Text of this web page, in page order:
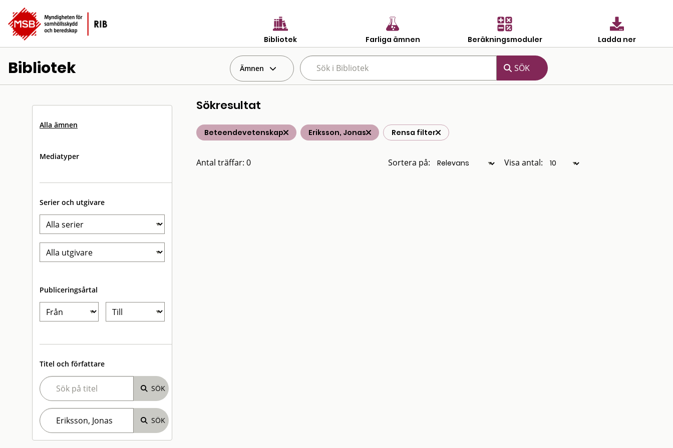
Bibliotek Farliga ämnen Beräkningsmoduler Ladda ner
Bibliotek Ämnen
Alla ämnen
Mediatyper
Serier och utgivare
Publiceringsårtal
Titel och författare
Sökresultat
Beteendevetenskap Eriksson, Jonas Rensa filter
Antal träffar: 0 Sortera på: Visa antal: